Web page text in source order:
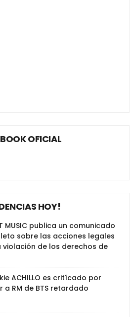
OFICIAL
HOY!
MUSIC publica un comunicado
sobre las acciones legales
violación de los derechos de
ACHILLO es critícado por
a RM de BTS retardado